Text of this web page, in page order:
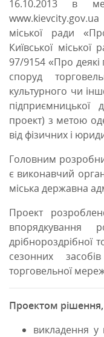
16.10.2013 в
міської ради
Київської
97/9154 «Про
споруд
культурного чи
підприємницької
проект) з метою
від фізичних і
Головним
є виконавчий орган
міська державна
Проект
впорядкування
дрібнороздрібної
сезонних
торговельної
Проектом
викладення у